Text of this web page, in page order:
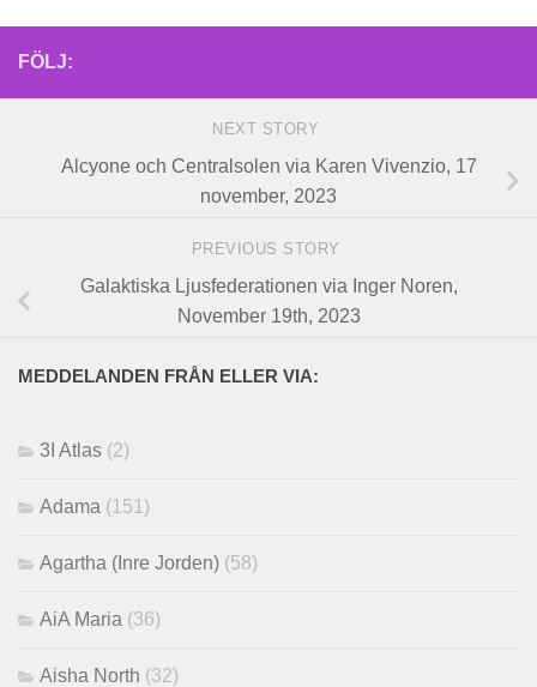
FÖLJ:
NEXT STORY
Alcyone och Centralsolen via Karen Vivenzio, 17
november, 2023
PREVIOUS STORY
Galaktiska Ljusfederationen via Inger Noren,
November 19th, 2023
MEDDELANDEN FRÅN ELLER VIA:
3I Atlas (2)
Adama (151)
Agartha (Inre Jorden) (58)
AiA Maria (36)
Aisha North (32)